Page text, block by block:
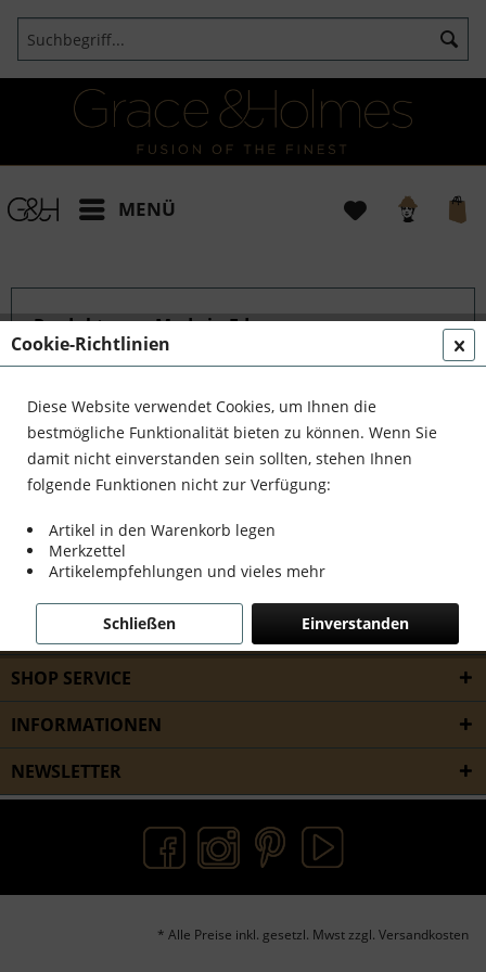
MENÜ
Produkte von Made in Eden
SERVICE HOTLINE
SHOP SERVICE
INFORMATIONEN
NEWSLETTER
* Alle Preise inkl. gesetzl. Mwst zzgl. Versandkosten
Cookie-Richtlinien
Diese Website verwendet Cookies, um Ihnen die
bestmögliche Funktionalität bieten zu können. Wenn Sie
damit nicht einverstanden sein sollten, stehen Ihnen
folgende Funktionen nicht zur Verfügung:
Artikel in den Warenkorb legen
Merkzettel
Artikelempfehlungen und vieles mehr
Einverstanden
Schließen